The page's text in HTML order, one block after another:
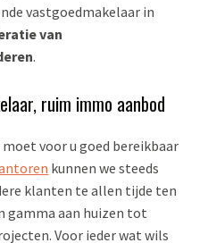
vastgoedmakelaar in
van
.
ruim immo aanbod
voor u goed bereikbaar
kunnen we steeds
klanten te allen tijde ten
gamma aan huizen tot
Voor ieder wat wils